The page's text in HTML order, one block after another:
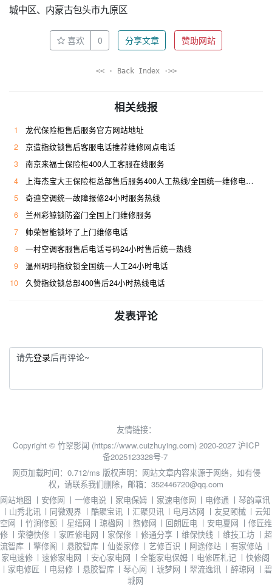
城中区、内蒙古包头市九原区
喜欢 0 分享文章 赞助网站
<< · Back Index ·>>
相关线报
1
龙代保险柜售后服务官方网站地址
2
京造指纹锁售后客服电话推荐维修网点电话
3
南京来福士保险柜400人工客服在线服务
4
上海杰宝大王保险柜总部售后服务400人工热线/全国统一维修电话是多少
5
奇迪空调统一故障报修24小时服务热线
6
兰州彩鲸锁防盗门全国上门维修服务
7
帅荣智能锁坏了上门维修电话
8
一村空调客服售后电话号码24小时售后统一热线
9
温州玥玛指纹锁全国统一人工24小时电话
10
久赞指纹锁总部400售后24小时热线电话
发表评论
请先登录后再评论~
友情链接：
Copyright © 竹翠影闻 (https://www.cuizhuying.com) 2020-2027 沪ICP
备2025123328号-7
网页加载时间：0.712/ms 版权声明：网站文章内容来源于网络，如有侵
权，请联系我们删除，邮箱：352446720@qq.com
网站地图 丨 安修网 丨 一修电说 丨 家电保姆 丨 家速电修网 丨 电修通 丨琴韵章讯
丨 山秀北讯 丨 同微观界 丨 酷聚宝讯 丨 汇聚贝讯 丨 电月达网 丨 友夏颐械 丨云知
空网 丨 竹涧修颐 丨 星缮网 丨琼楹网 丨 煦修网 丨 回朗匠电 丨 安电夏网 丨 修匠维
修 丨 荣德快修 丨 家匠修电网 丨 家保修 丨 修通分享 丨维保快线 丨维技工坊 丨 超
流智库 丨 擎修阁 丨 悬胶智库 丨仙娄家修 丨 艺修百识 丨 阿途修站 丨 有家修站 丨
家电速修 丨 速修家电网 丨 安心家电网 丨 全能家电保姆 丨 电修匠札记 丨 快修阁
丨 家电修匠 丨 电易修 丨 悬胶智库 丨琴心网 丨 琥梦网 丨翠流逸讯 丨醉琼网 丨 碧
城网